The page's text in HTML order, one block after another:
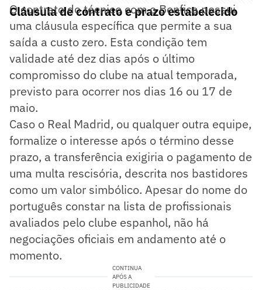
Cláusula de contrato e prazo estabelecido
O contrato do técnico com o Benfica possui
uma cláusula específica que permite a sua
saída a custo zero. Esta condição tem
validade até dez dias após o último
compromisso do clube na atual temporada,
previsto para ocorrer nos dias 16 ou 17 de
maio.
Caso o Real Madrid, ou qualquer outra equipe,
formalize o interesse após o término desse
prazo, a transferência exigiria o pagamento de
uma multa rescisória, descrita nos bastidores
como um valor simbólico. Apesar do nome do
português constar na lista de profissionais
avaliados pelo clube espanhol, não há
negociações oficiais em andamento até o
momento.
CONTINUA
APÓS A
PUBLICIDADE